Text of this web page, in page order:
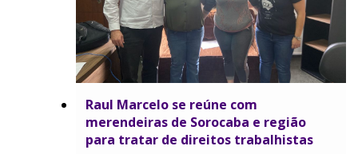
Raul Marcelo se reúne com
merendeiras de Sorocaba e região
para tratar de direitos trabalhistas